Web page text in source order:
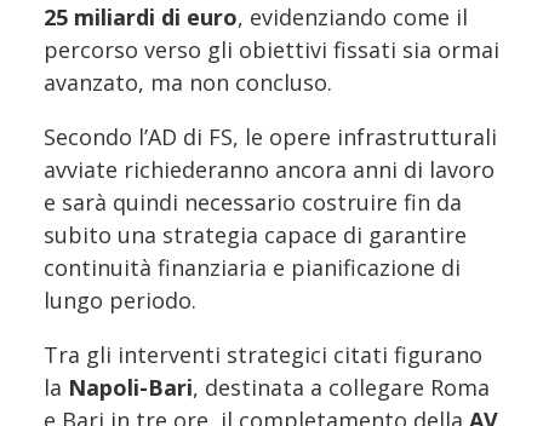
25 miliardi di euro, evidenziando come il
percorso verso gli obiettivi fissati sia ormai
avanzato, ma non concluso.
Secondo l’AD di FS, le opere infrastrutturali
avviate richiederanno ancora anni di lavoro
e sarà quindi necessario costruire fin da
subito una strategia capace di garantire
continuità finanziaria e pianificazione di
lungo periodo.
Tra gli interventi strategici citati figurano
la Napoli-Bari, destinata a collegare Roma
e Bari in tre ore, il completamento della AV